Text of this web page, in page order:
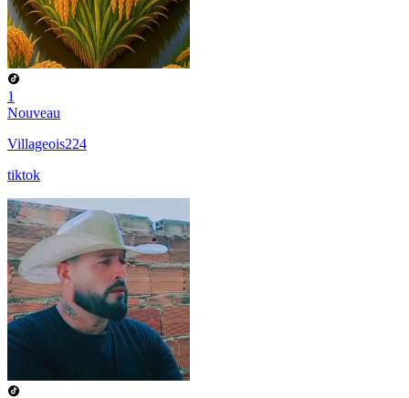
1
Nouveau
Villageois224
tiktok